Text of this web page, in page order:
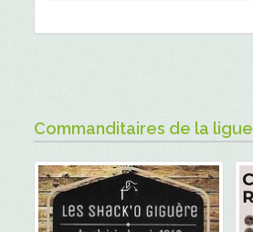
Commanditaires de la ligue